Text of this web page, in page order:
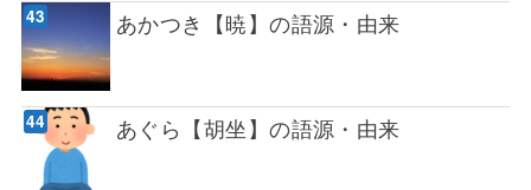
あかつき【暁】の語源・由来
あぐら【胡坐】の語源・由来